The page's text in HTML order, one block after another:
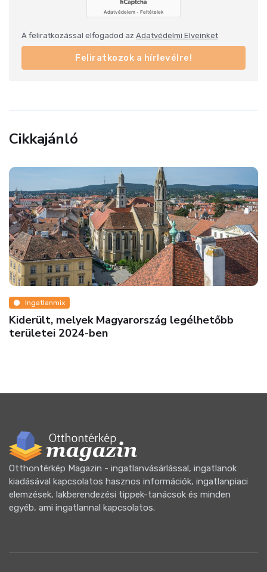
A feliratkozással elfogadod az Adatvédelmi Elveinket
Feliratkozok a hírlevélre!
Cikkajánló
Ingatlanmix
Kiderült, melyek Magyarország legélhetőbb
területei 2024-ben
Otthontérkép Magazin - ingatlanvásárlással, ingatlanok
kiadásával kapcsolatos hasznos információk, ingatlanpiaci
elemzések, lakberendezési tippek-tanácsok és minden
egyéb, ami ingatlannal kapcsolatos.